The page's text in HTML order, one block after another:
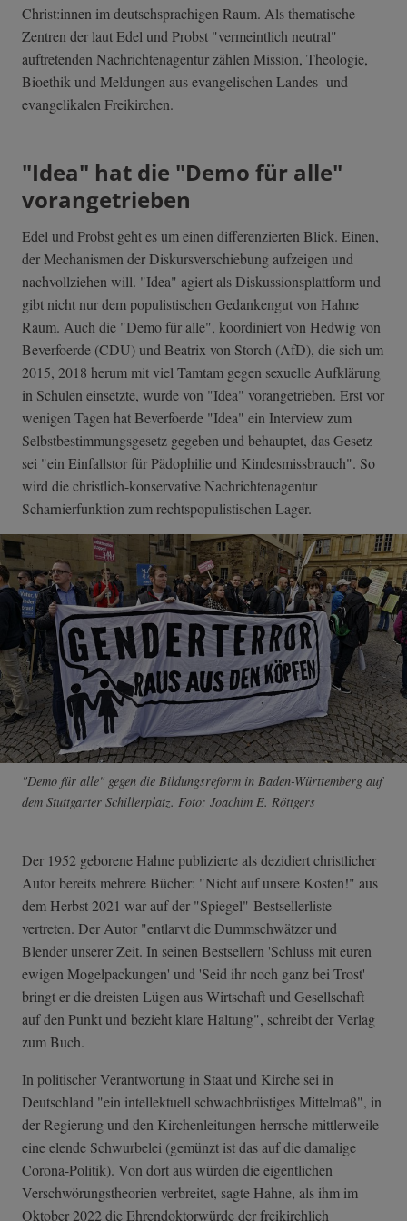
Christ:innen im deutschsprachigen Raum. Als thematische
Zentren der laut Edel und Probst "vermeintlich neutral"
auftretenden Nachrichtenagentur zählen Mission, Theologie,
Bioethik und Meldungen aus evangelischen Landes- und
evangelikalen Freikirchen.
"Idea" hat die "Demo für alle"
vorangetrieben
Edel und Probst geht es um einen differenzierten Blick. Einen,
der Mechanismen der Diskursverschiebung aufzeigen und
nachvollziehen will. "Idea" agiert als Diskussionsplattform und
gibt nicht nur dem populistischen Gedankengut von Hahne
Raum. Auch die "Demo für alle", koordiniert von Hedwig von
Beverfoerde (CDU) und Beatrix von Storch (AfD), die sich um
2015, 2018 herum mit viel Tamtam gegen sexuelle Aufklärung
in Schulen einsetzte, wurde von "Idea" vorangetrieben. Erst vor
wenigen Tagen hat Beverfoerde "Idea" ein Interview zum
Selbstbestimmungsgesetz gegeben und behauptet, das Gesetz
sei "ein Einfallstor für Pädophilie und Kindesmissbrauch". So
wird die christlich-konservative Nachrichtenagentur
Scharnierfunktion zum rechtspopulistischen Lager.
"Demo für alle" gegen die Bildungsreform in Baden-Württemberg auf
dem Stuttgarter Schillerplatz. Foto: Joachim E. Röttgers
Der 1952 geborene Hahne publizierte als dezidiert christlicher
Autor bereits mehrere Bücher: "Nicht auf unsere Kosten!" aus
dem Herbst 2021 war auf der "Spiegel"-Bestsellerliste
vertreten. Der Autor "entlarvt die Dummschwätzer und
Blender unserer Zeit. In seinen Bestsellern 'Schluss mit euren
ewigen Mogelpackungen' und 'Seid ihr noch ganz bei Trost'
bringt er die dreisten Lügen aus Wirtschaft und Gesellschaft
auf den Punkt und bezieht klare Haltung", schreibt der Verlag
zum Buch.
In politischer Verantwortung in Staat und Kirche sei in
Deutschland "ein intellektuell schwachbrüstiges Mittelmaß", in
der Regierung und den Kirchenleitungen herrsche mittlerweile
eine elende Schwurbelei (gemünzt ist das auf die damalige
Corona-Politik). Von dort aus würden die eigentlichen
Verschwörungstheorien verbreitet, sagte Hahne, als ihm im
Oktober 2022 die Ehrendoktorwürde der freikirchlich